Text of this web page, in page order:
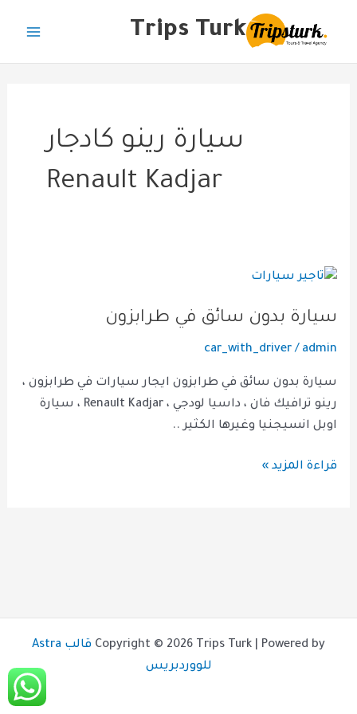
Trips Turk
سيارة رينو كادجار
Renault Kadjar
سيارة بدون سائق في طرابزون
car_with_driver/ admin
سيارة بدون سائق في طرابزون ايجار سيارات في طرابزون ،
رينو ترافيك فان ، داسيا لودجي ، Renault Kadjar ، سيارة
اوبل انسيجنيا وغيرها الكثير ..
سيارة
سائق
في
قراءة المزيد »
Copyright © 2026 Trips Turk | Powered by
قالب Astra
للووردبريس